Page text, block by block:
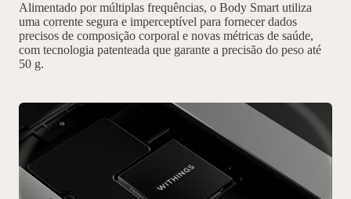
Alimentado por múltiplas frequências, o Body Smart utiliza
uma corrente segura e imperceptível para fornecer dados
precisos de composição corporal e novas métricas de saúde,
com tecnologia patenteada que garante a precisão do peso até
50 g.